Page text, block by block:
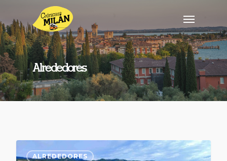
Alrededores
ALREDEDORES